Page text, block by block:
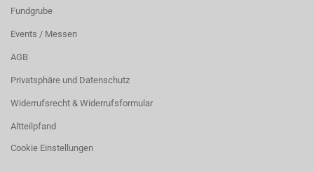
Fundgrube
Events / Messen
AGB
Privatsphäre und Datenschutz
Widerrufsrecht & Widerrufsformular
Altteilpfand
Cookie Einstellungen